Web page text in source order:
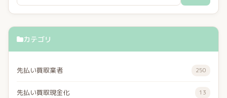
カテゴリ
先払い買取業者 250
先払い買取現金化 13